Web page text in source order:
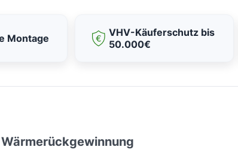
Montage
VHV-Käuferschutz bis
50.000€